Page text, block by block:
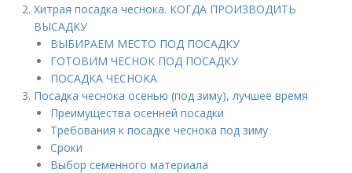
Хитрая посадка чеснока. КОГДА ПРОИЗВОДИТЬ
ВЫСАДКУ
ВЫБИРАЕМ МЕСТО ПОД ПОСАДКУ
ГОТОВИМ ЧЕСНОК ПОД ПОСАДКУ
ПОСАДКА ЧЕСНОКА
Посадка чеснока осенью (под зиму), лучшее время
Преимущества осенней посадки
Требования к посадке чеснока под зиму
Сроки
Выбор семенного материала